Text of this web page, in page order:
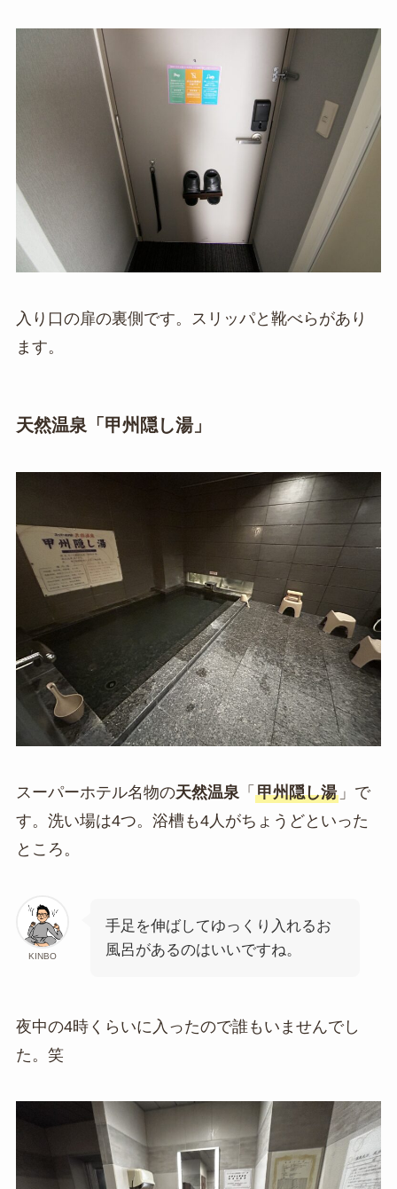
入り口の扉の裏側です。スリッパと靴べらがあり
ます。
天然温泉「甲州隠し湯」
スーパーホテル名物の天然温泉「 甲州隠し湯」で
す。洗い場は4つ。浴槽も4人がちょうどといった
ところ。
KINBO
手足を伸ばしてゆっくり入れるお
風呂があるのはいいですね。
夜中の4時くらいに入ったので誰もいませんでし
た。笑